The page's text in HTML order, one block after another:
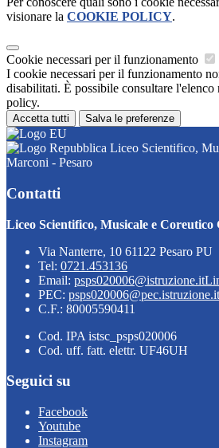
visionare la COOKIE POLICY.
Cookie necessari per il funzionamento
I cookie necessari per il funzionamento
disabilitati. È possibile consultare
policy.
Accetta tutti Salva le preferenze
Liceo Scientifico,
Marconi - Pesaro
Contatti
Liceo Scientifico, Musicale e Coreutico
Via Nanterre, 10 61122 Pesaro PU
Tel: 0721.453136
Email: psps020006@istruzione.it
PEC: psps020006@pec.istruzione.it
C.F.: 80005590411
Cod. IPA istsc_psps020006
Cod. uff. fatt. elettr. UF46UH
Seguici su
Facebook
Youtube
Instagram